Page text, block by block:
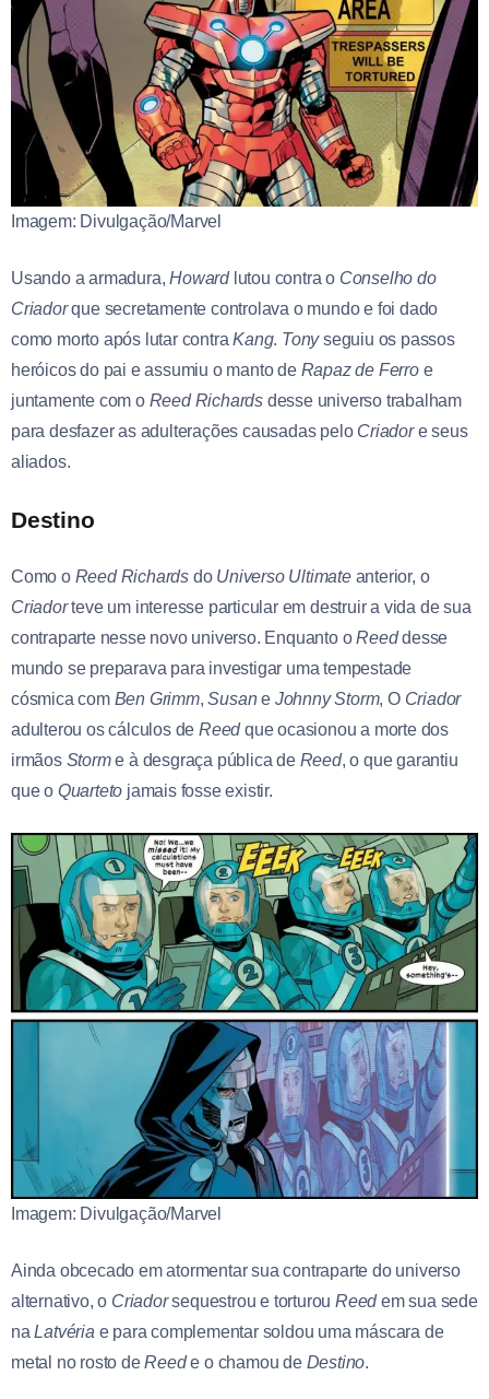
Imagem: Divulgação/Marvel
Usando a armadura,Howardlutou contra o Conselho do
Criadorque secretamente controlava o mundo e foi dado
como morto após lutar contraKang. Tonyseguiu os passos
heróicos do pai e assumiu o manto deRapaz de Ferroe
juntamente com o Reed Richards desse universo trabalham
para desfazer as adulterações causadas pelo Criadore seus
aliados.
Destino
Como o Reed Richards do Universo Ultimateanterior, o
Criadorteve um interesse particular em destruir a vida de sua
contraparte nesse novo universo. Enquanto oReeddesse
mundo se preparava para investigar uma tempestade
cósmica com Ben Grimm,Susane Johnny Storm, O Criador
adulterou os cálculos deReedque ocasionou a morte dos
irmãos Storme à desgraça pública de Reed, o que garantiu
que o Quarteto jamais fosse existir.
Imagem: Divulgação/Marvel
Ainda obcecado em atormentar sua contraparte do universo
alternativo, o Criadorsequestrou e torturouReedem sua sede
naLatvéria e para complementar soldou uma máscara de
metal no rosto deReede o chamou de Destino.